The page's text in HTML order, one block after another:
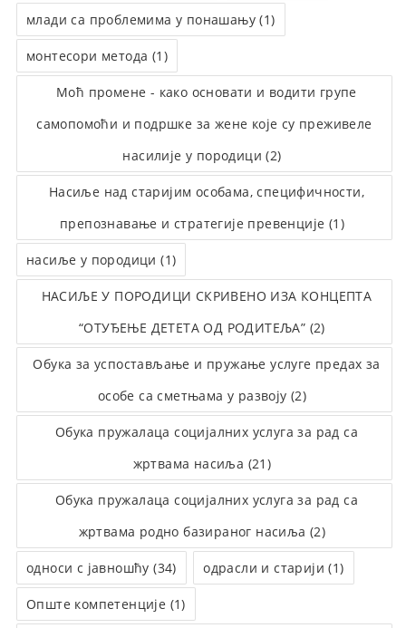
млади са проблемима у понашању (1)
монтесори метода (1)
Моћ промене - како основати и водити групе
самопомоћи и подршке за жене које су преживеле
насилије у породици (2)
Насиље над старијим особама, специфичности,
препознавање и стратегије превенције (1)
насиље у породици (1)
НАСИЉЕ У ПОРОДИЦИ СКРИВЕНО ИЗА КОНЦЕПТА
“ОТУЂЕЊЕ ДЕТЕТА ОД РОДИТЕЉА” (2)
Обука за успостављање и пружање услуге предах за
особе са сметњама у развоју (2)
Обука пружалаца социјалних услуга за рад са
жртвама насиља (21)
Обука пружалаца социјалних услуга за рад са
жртвама родно базираног насиља (2)
односи с јавношћу (34) одрасли и старији (1)
Опште компетенције (1)